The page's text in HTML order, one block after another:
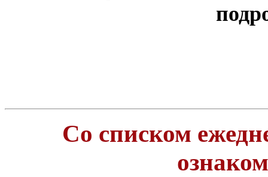
Со списком